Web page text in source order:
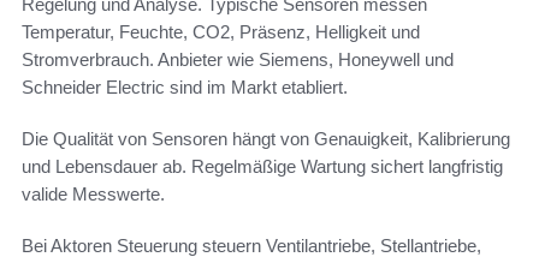
Temperatur, Feuchte, CO2, Präsenz, Helligkeit und
Stromverbrauch. Anbieter wie Siemens, Honeywell und
Schneider Electric sind im Markt etabliert.
Die Qualität von Sensoren hängt von Genauigkeit, Kalibrierung
und Lebensdauer ab. Regelmäßige Wartung sichert langfristig
valide Messwerte.
Bei Aktoren Steuerung steuern Ventilantriebe, Stellantriebe,